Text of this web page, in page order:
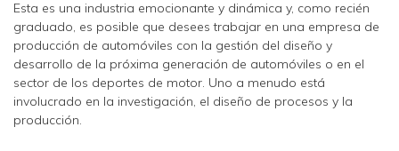
Esta es una industria emocionante y dinámica y, como recién
graduado, es posible que desees trabajar en una empresa de
producción de automóviles con la gestión del diseño y
desarrollo de la próxima generación de automóviles o en el
sector de los deportes de motor. Uno a menudo está
involucrado en la investigación, el diseño de procesos y la
producción.